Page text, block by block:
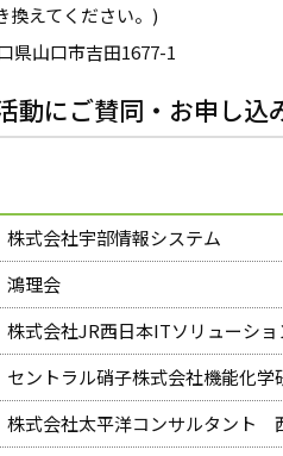
えてください。)
県山口市吉田1677-1
動にご賛同・お申し込
株式会社宇部情報システム
鴻理会
株式会社JR西日本ITソリューシ
セントラル硝子株式会社機能化学
株式会社太平洋コンサルタント